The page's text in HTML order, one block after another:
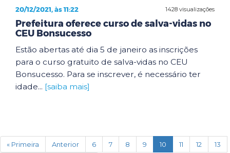
1428 visualizações
20/12/2021, às 11:22
Prefeitura oferece curso de salva-vidas no
CEU Bonsucesso
Estão abertas até dia 5 de janeiro as inscrições
para o curso gratuito de salva-vidas no CEU
Bonsucesso. Para se inscrever, é necessário ter
idade... [saiba mais]
« Primeira Anterior 6 7 8 9 10 (current)
11 12
13